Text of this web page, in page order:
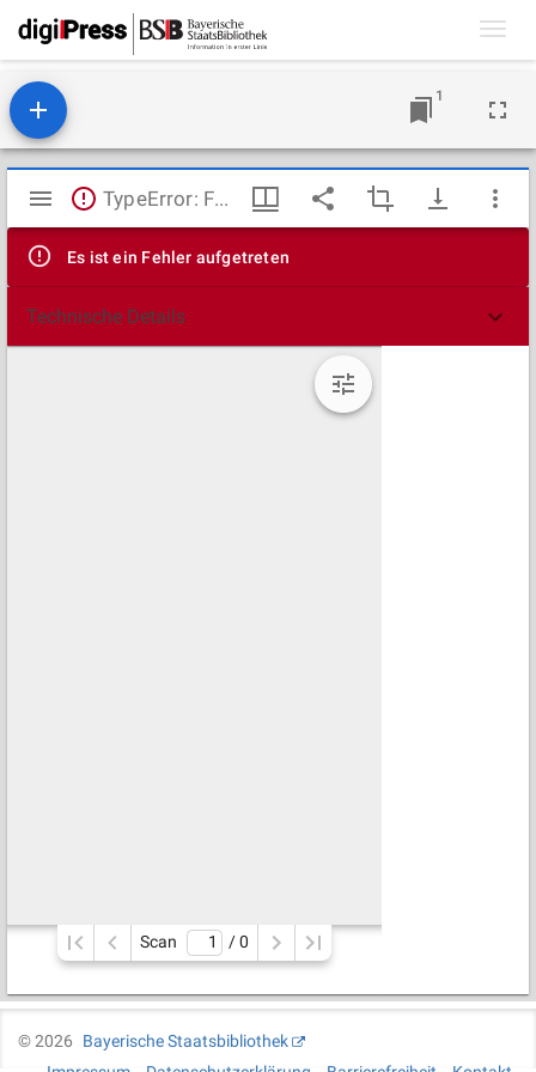
1
Mirador
Viewer
TypeError: Failed to fetch
Es ist ein Fehler aufgetreten
Technische Details
Scan / 0
©2026
Bayerische Staatsbibliothek